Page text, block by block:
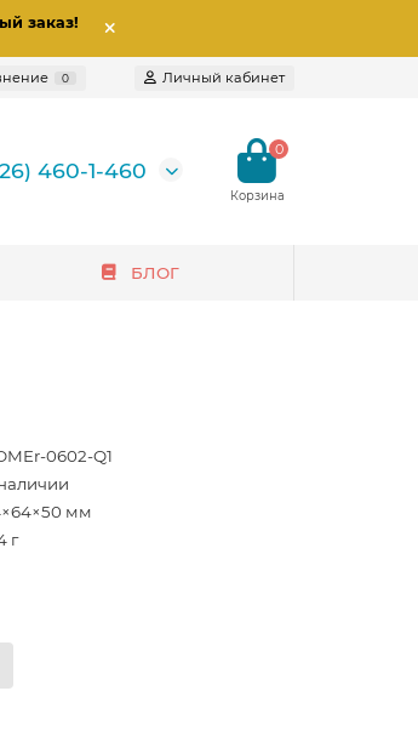
заказ!
0 Личный кабинет
460-1-460
0
БЛОГ
0602-Q1
мм
г